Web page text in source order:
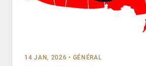
14 JAN, 2026 • GÉNÉRAL